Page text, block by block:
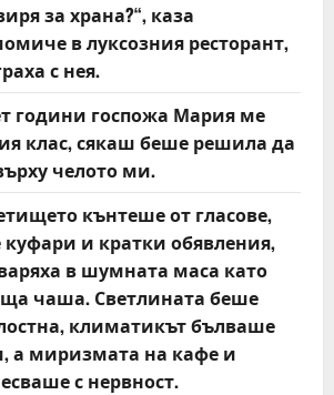
за храна?“, каза
в луксозния ресторант,
с нея.
години госпожа Мария ме
клас, сякаш беше решила да
челото ми.
кънтеше от гласове,
и кратки обявления,
в шумната маса като
чаша. Светлината беше
климатикът бълваше
а миризмата на кафе и
с нервност.